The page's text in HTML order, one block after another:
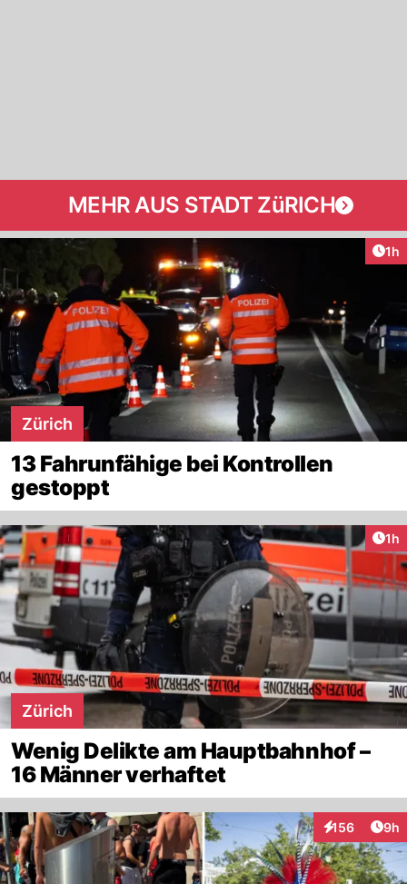
MEHR AUS STADT ZüRICH
1h
Zürich
13 Fahrunfähige bei Kontrollen
gestoppt
1h
Zürich
Wenig Delikte am Hauptbahnhof –
16 Männer verhaftet
156
Interaktionen
9h